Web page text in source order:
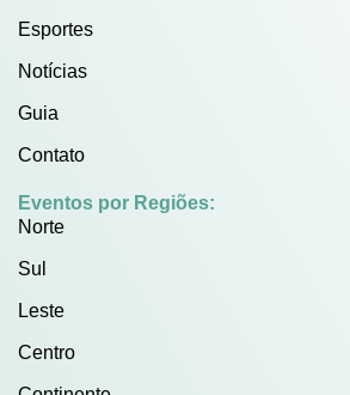
Esportes
Notícias
Guia
Contato
Eventos por Regiões:
Norte
Sul
Leste
Centro